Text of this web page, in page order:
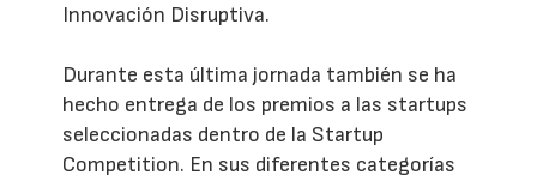
Innovación Disruptiva.
Durante esta última jornada también se ha
hecho entrega de los premios a las startups
seleccionadas dentro de la Startup
Competition. En sus diferentes categorías